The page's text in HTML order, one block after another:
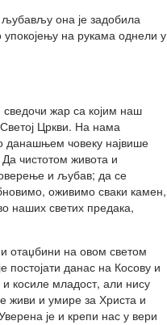
она је задобила
на рукама однели у
сведочи жар са којим наш
Цркви. На нама
данашњем човеку највише
чистотом живота и
и љубав; да се
оживимо сваки камен,
наших светих предака,
и отаџбини на овом светом
постојати данас на Косову и
и косиле младост, али нису
живи и умире за Христа и
је и крепи нас у вери